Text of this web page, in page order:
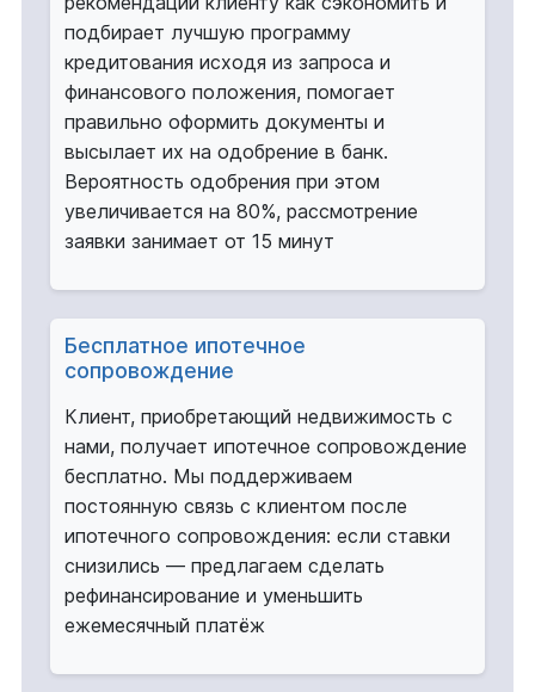
подбирает лучшую программу
кредитования исходя из запроса и
финансового положения, помогает
правильно оформить документы и
высылает их на одобрение в банк.
Вероятность одобрения при этом
увеличивается на 80%, рассмотрение
заявки занимает от 15 минут
Бесплатное ипотечное
сопровождение
Клиент, приобретающий недвижимость с
нами, получает ипотечное сопровождение
бесплатно. Мы поддерживаем
постоянную связь с клиентом после
ипотечного сопровождения: если ставки
снизились — предлагаем сделать
рефинансирование и уменьшить
ежемесячный платёж